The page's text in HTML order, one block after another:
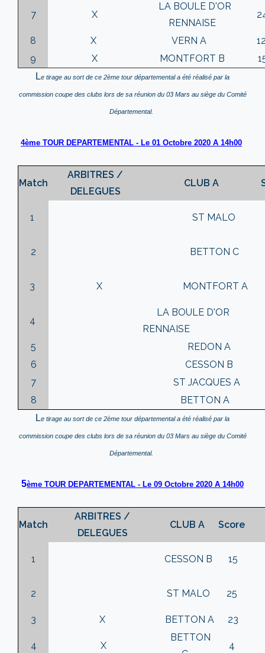
7 X
LA BOULE D'OR
RENNAISE
8 X VERN A
9
X MONTFORT B
Le tirage au sort de ce 2ème tour départemental a été réalisé par la
commission coupe des clubs lors de sa réunion du 03 Mars au siège du Comité
Départemental.
4ème TOUR DEPARTEMENTAL - Le 01 Octobre 2020 A 14h00
Match
ARBITRES /
DELEGUES
CLUB A
1 ST MALO
2 BETTON C
3 X MONTFORT A
4
LA BOULE D'OR
RENNAISE
5
REDON A
6
CESSON B
7
ST JACQUES A
8
BETTON A
Le tirage au sort de ce 2ème tour départemental a été réalisé par la
commission coupe des clubs lors de sa réunion du 03 Mars au siège du Comité
Départemental.
5ème TOUR DEPARTEMENTAL - Le 09 Octobre 2020 A 14h00
Match
ARBITRES /
DELEGUES
CLUB A Score
1 CESSON B 15
2 ST MALO 25
3 X BETTON A 23
4 X
BETTON
4